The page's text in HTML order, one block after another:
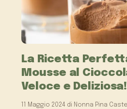
La Ricetta
Mousse al
Veloce e Deliziosa!
11 Maggio 2024 di Nonna Pina